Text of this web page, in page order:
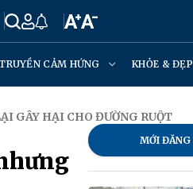
TRUYỀN CẢM HỨNG KHỎE & ĐẸP
GÂY HẠI CHO ĐƯỜNG RUỘT
MỚI ĐĂNG